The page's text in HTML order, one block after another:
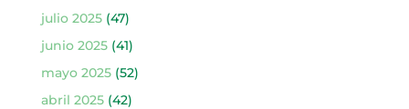
julio 2025(47)
junio 2025(41)
mayo 2025(52)
abril 2025(42)